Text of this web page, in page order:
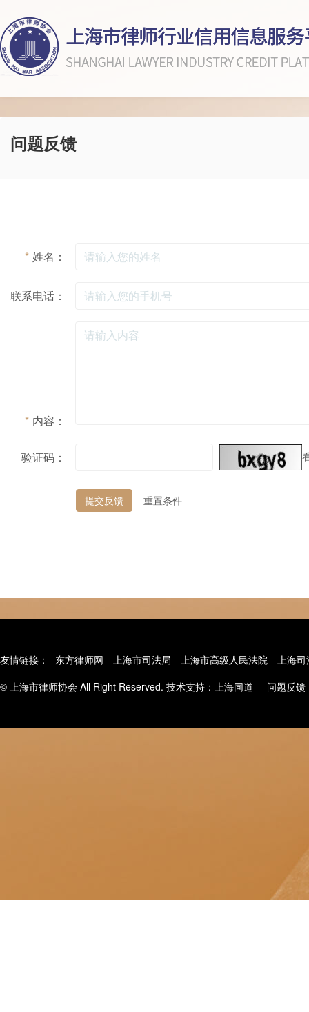
问题反馈
* 姓名：
联系电话：
* 内容：
验证码：
提交反馈 重置条件
友情链接： 东方律师网 上海市司法局 上海市高级人民法院
上海
© 上海市律师协会 All Right Reserved. 技术支持： 上海同道 问题反馈